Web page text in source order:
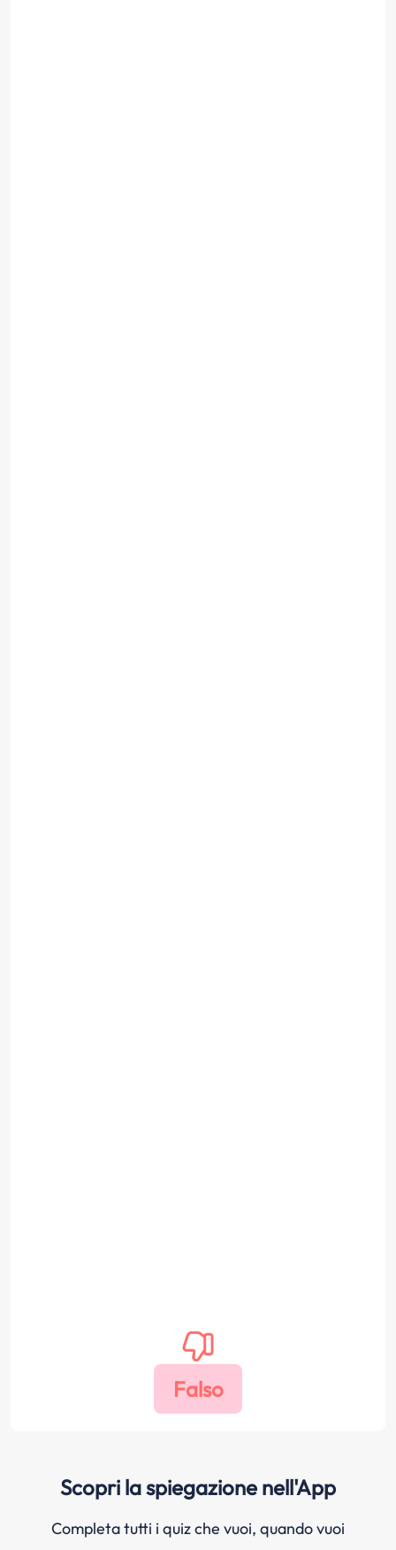
Scopri la spiegazione nell'App
Completa tutti i quiz che vuoi, quando vuoi